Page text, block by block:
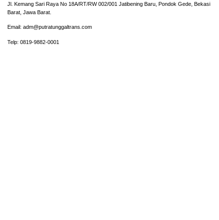
Jl. Kemang Sari Raya No 18A/RT/RW 002/001 Jatibening Baru, Pondok Gede, Bekasi
Barat, Jawa Barat.
Email: adm@putratunggaltrans.com
Telp: 0819-9882-0001